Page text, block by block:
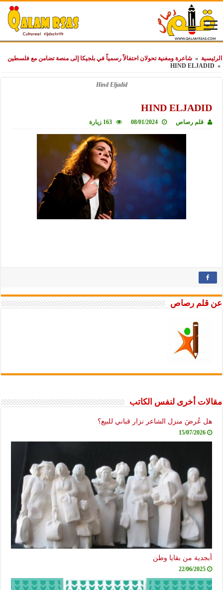
الرئيسية » شاعرة ومغنية تحولان احتفالاً رسمياً في بلجيكا إلى منصة تضامن مع فلسطين
»
HIND ELJADID
Hind Eljadid
HIND ELJADID
قلم رصاص 08/01/2024 163 زيارة
عن قلم رصاص
مقالات أخرى لنفس الكاتب
هل عُرضَ منزل الشاعر نزار قباني للبيع؟
15/07/2026
أبجدية من بقايا وطن
22/06/2025